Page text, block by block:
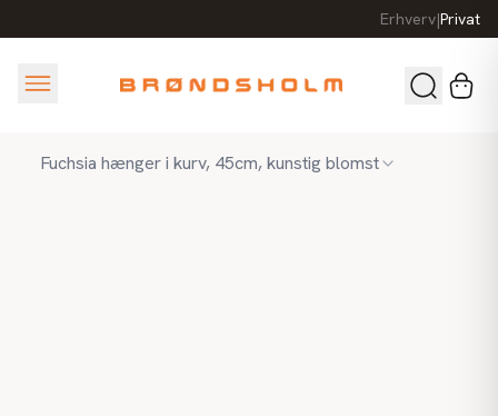
Erhverv|Privat
Fuchsia hænger i kurv, 45cm, kunstig blomst